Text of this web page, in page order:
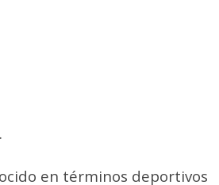
en términos deportivos